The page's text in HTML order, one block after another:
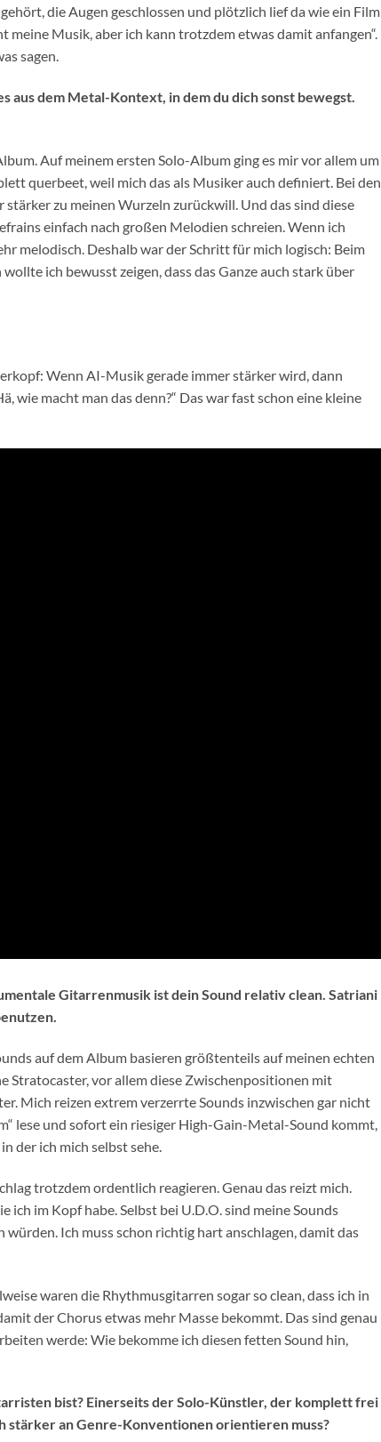
die Augen geschlossen und plötzlich lief da wie ein Film
meine Musik, aber ich kann trotzdem etwas damit anfangen“.
sagen.
aus dem Metal-Kontext, in dem du dich sonst bewegst.
Auf meinem ersten Solo-Album ging es mir vor allem um
querbeet, weil mich das als Musiker auch definiert. Bei den
zu meinen Wurzeln zurückwill. Und das sind diese
einfach nach großen Melodien schreien. Wenn ich
melodisch. Deshalb war der Schritt für mich logisch: Beim
ich bewusst zeigen, dass das Ganze auch stark über
Wenn AI-Musik gerade immer stärker wird, dann
wie macht man das denn?“ Das war fast schon eine kleine
Gitarrenmusik ist dein Sound relativ clean. Satriani
auf dem Album basieren größtenteils auf meinen echten
Stratocaster, vor allem diese Zwischenpositionen mit
Mich reizen extrem verzerrte Sounds inzwischen gar nicht
lese und sofort ein riesiger High-Gain-Metal-Sound kommt,
der ich mich selbst sehe.
trotzdem ordentlich reagieren. Genau das reizt mich.
im Kopf habe. Selbst bei U.D.O. sind meine Sounds
Ich muss schon richtig hart anschlagen, damit das
waren die Rhythmusgitarren sogar so clean, dass ich in
der Chorus etwas mehr Masse bekommt. Das sind genau
werde: Wie bekomme ich diesen fetten Sound hin,
bist? Einerseits der Solo-Künstler, der komplett frei
an Genre-Konventionen orientieren muss?